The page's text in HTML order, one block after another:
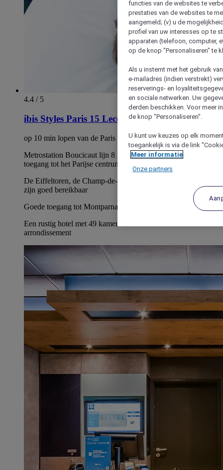
4.4 / 5
ibis Styles Paris 15 Lecourbe
op 10 min lopen van de Paris Expo Porte de Versailles
Metrostation Boucicaut lijn 8 is 5 min verder, met directe
toegang tot het Parijse centrum.
De Eiffeltoren, de Champ-de-Mars en de oevers van de Seine
zijn goed bereikbaar
Goede toegang tot Montparnasse en Invalides
Een rustig hotel met 49 kamers midden in het 15e
arrondissement
functies van de websites te
prestaties van de websites te
aangemeld; (v) u de
profiel van uw interesses op te
apparaten (telefoon, computer,
op de knop "Personaliseren" te
Als u instemt met het gebruik
e-mailadres (indien verstrekt)
reserverings- en
en sociale netwerken. Uw
derden beschikken. Voor meer
de knop "Personaliseren".
U kunt uw keuzes op elk
toegankelijk is via de link
Meer informatie
Onze partners